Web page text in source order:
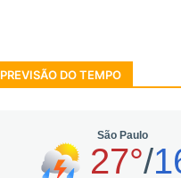
PREVISÃO DO TEMPO